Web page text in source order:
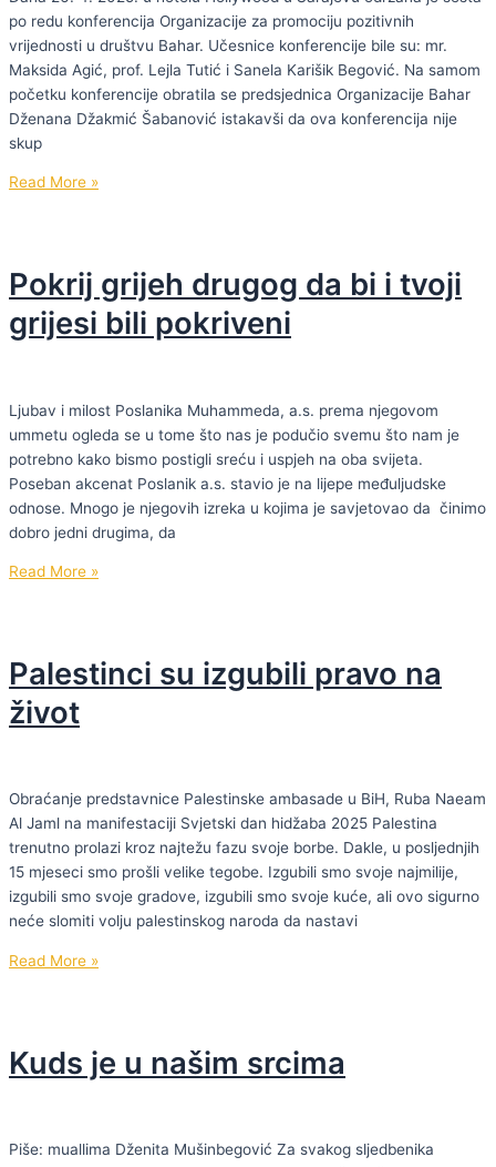
po redu konferencija Organizacije za promociju pozitivnih
vrijednosti u društvu Bahar. Učesnice konferencije bile su: mr.
Maksida Agić, prof. Lejla Tutić i Sanela Karišik Begović. Na samom
početku konferencije obratila se predsjednica Organizacije Bahar
Dženana Džakmić Šabanović istakavši da ova konferencija nije
skup
Održana
proživljeno:
Islamski
brak
Read More »
Pokrij grijeh drugog da bi i tvoji
grijesi bili pokriveni
Ljubav i milost Poslanika Muhammeda, a.s. prema njegovom
ummetu ogleda se u tome što nas je podučio svemu što nam je
potrebno kako bismo postigli sreću i uspjeh na oba svijeta.
Poseban akcenat Poslanik a.s. stavio je na lijepe međuljudske
odnose. Mnogo je njegovih izreka u kojima je savjetovao da činimo
dobro jedni drugima, da
Pokrij
bi
i
tvoji
pokriveni
Read More »
Palestinci su izgubili pravo na
život
Obraćanje predstavnice Palestinske ambasade u BiH, Ruba Naeam
Al Jaml na manifestaciji Svjetski dan hidžaba 2025 Palestina
trenutno prolazi kroz najtežu fazu svoje borbe. Dakle, u posljednjih
15 mjeseci smo prošli velike tegobe. Izgubili smo svoje najmilije,
izgubili smo svoje gradove, izgubili smo svoje kuće, ali ovo sigurno
neće slomiti volju palestinskog naroda da nastavi
Palestinci
na
život
Read More »
Kuds je u našim srcima
Piše: muallima Dženita Mušinbegović Za svakog sljedbenika